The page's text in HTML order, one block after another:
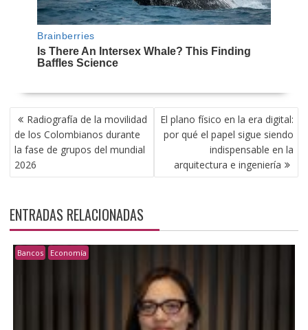
NAVEGACIÓN
DE
ENTRADAS
Radiografía de la movilidad
de los Colombianos durante
la fase de grupos del mundial
2026
El plano físico en la era digital:
por qué el papel sigue siendo
indispensable en la
arquitectura e ingeniería
ENTRADAS RELACIONADAS
Bancos Economía